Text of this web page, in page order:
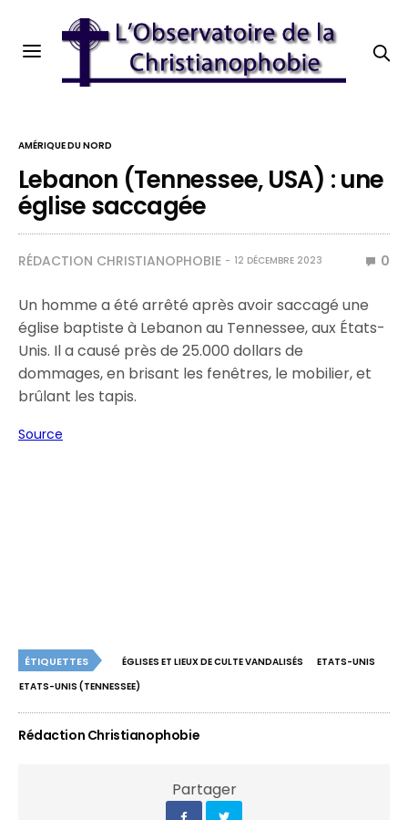
AMÉRIQUE DU NORD
Lebanon (Tennessee, USA) : une
église saccagée
RÉDACTION CHRISTIANOPHOBIE 12 DÉCEMBRE 2023 0
Un homme a été arrêté après avoir saccagé une
église baptiste à Lebanon au Tennessee, aux États-
Unis. Il a causé près de 25.000 dollars de
dommages, en brisant les fenêtres, le mobilier, et
brûlant les tapis.
Source
ÉTIQUETTES ÉGLISES ET LIEUX DE CULTE VANDALISÉS
ETATS-UNIS
ETATS-UNIS (TENNESSEE)
Rédaction Christianophobie
Partager